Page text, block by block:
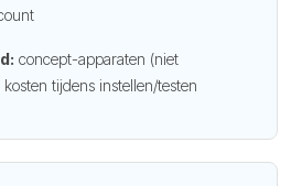
concept-apparaten (niet
tijdens instellen/testen